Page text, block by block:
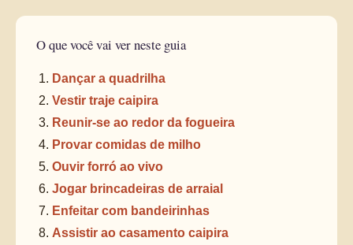
O que você vai ver neste guia
Dançar a quadrilha
Vestir traje caipira
Reunir-se ao redor da fogueira
Provar comidas de milho
Ouvir forró ao vivo
Jogar brincadeiras de arraial
Enfeitar com bandeirinhas
Assistir ao casamento caipira